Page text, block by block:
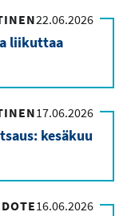
22.06.2026
liikuttaa
17.06.2026
kesäkuu
16.06.2026